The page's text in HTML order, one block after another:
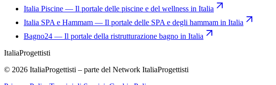
Italia Piscine — Il portale delle piscine e del wellness in Italia
Italia SPA e Hammam — Il portale delle SPA e degli hammam in Italia
Bagno24 — Il portale della ristrutturazione bagno in Italia
ItaliaProgettisti
© 2026 ItaliaProgettisti – parte del Network ItaliaProgettisti